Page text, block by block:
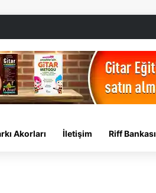
Akorları İletişim Riff Bankası